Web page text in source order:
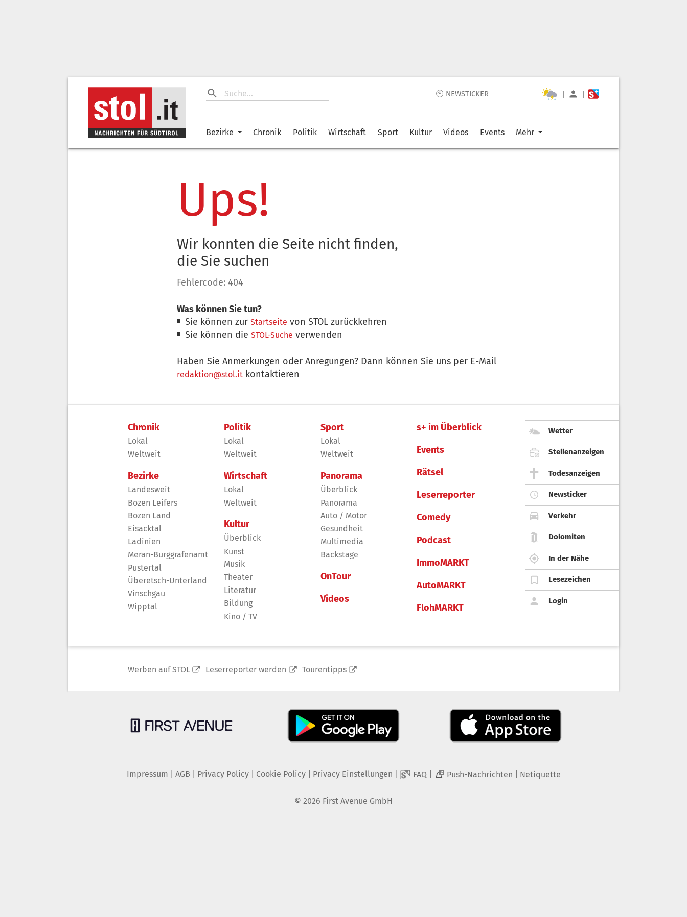
🕙 NEWSTICKER | |
Bezirke Chronik Politik Wirtschaft Sport Kultur Videos Events Mehr
Ups!
Wir konnten die Seite nicht finden,
die Sie suchen
Fehlercode: 404
Was können Sie tun?
Sie können zurStartseite von STOL zurückkehren
Sie können dieSTOL-Suche verwenden
Haben Sie Anmerkungen oder Anregungen? Dann können Sie uns per E-Mail
redaktion@stol.it kontaktieren
Chronik
Lokal
Weltweit
Bezirke
Landesweit
Bozen Leifers
Bozen Land
Eisacktal
Ladinien
Meran-Burggrafenamt
Pustertal
Überetsch-Unterland
Vinschgau
Wipptal
Politik
Lokal
Weltweit
Wirtschaft
Lokal
Weltweit
Kultur
Überblick
Kunst
Musik
Theater
Literatur
Bildung
Kino / TV
Sport
Lokal
Weltweit
Panorama
Überblick
Panorama
Auto / Motor
Gesundheit
Multimedia
Backstage
OnTour
Videos
s+ im Überblick
Events
Rätsel
Leserreporter
Comedy
Podcast
ImmoMARKT
AutoMARKT
FlohMARKT
Wetter
Stellenanzeigen
Todesanzeigen
Newsticker
Verkehr
Dolomiten
In der Nähe
Lesezeichen
Login
Werben auf STOL Leserreporter werden Tourentipps
Impressum AGB Privacy Policy| Cookie Policy| Privacy Einstellungen FAQ 2 Push-Nachrichten Netiquette
© 2026 First Avenue GmbH